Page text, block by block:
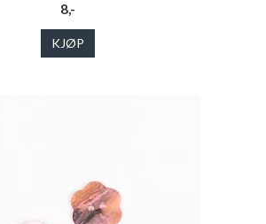
8,-
KJØP